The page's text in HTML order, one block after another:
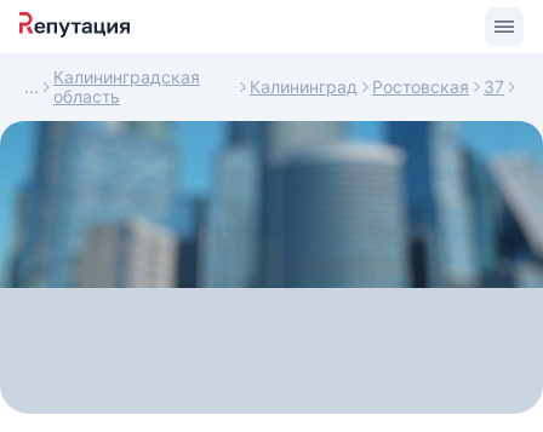
Калининградская
область
Калининград Ростовская 37